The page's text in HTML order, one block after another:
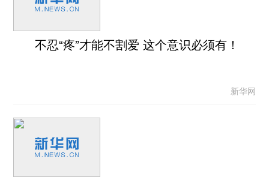
不忍“疼”才能不割爱 这个意识必须有！
新华网